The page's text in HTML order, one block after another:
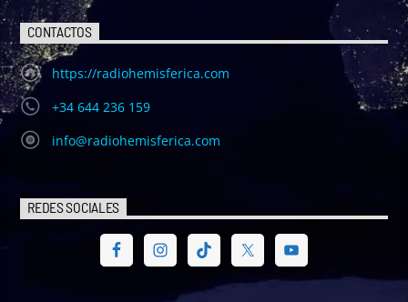
CONTACTOS
https://radiohemisferica.com
+34 644 236 159
info@radiohemisferica.com
REDES SOCIALES